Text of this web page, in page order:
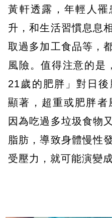
黃軒透露，年輕人
升，和生活習慣息息
取過多加工食品等，
風險。值得注意的是
21歲的肥胖」對日
顯著，超重或肥胖者
因為吃過多垃圾食物
脂肪，導致身體慢性
受壓力，就可能演變成